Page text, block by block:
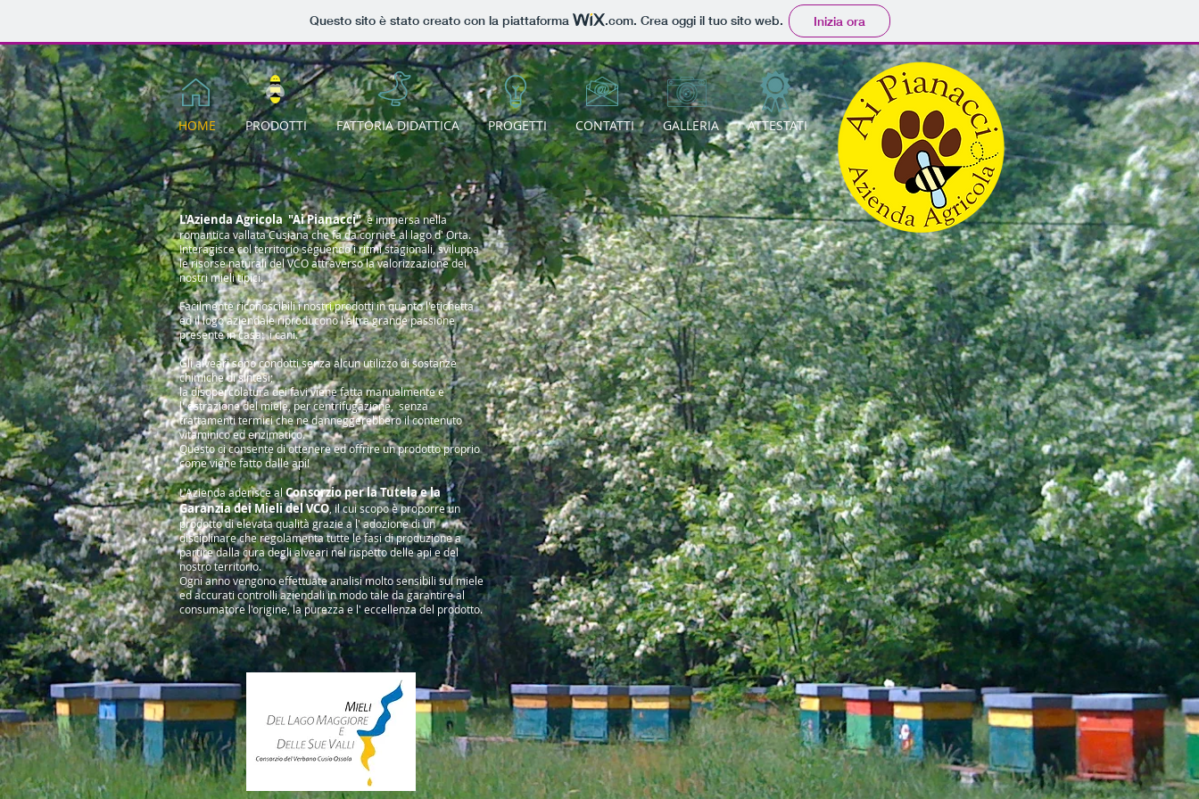
Questo sito è stato creato con la piattaforma .com. Crea oggi il tuo sito web. Inizia ora
HOME PRODOTTI FATTORIA DIDATTICA PROGETTI CONTATTI GALLERIA ATTESTATI
L'Azienda Agricola "Ai Pianacci"è immersa nella
romantica vallata Cusiana che fa da cornice al lago d' Orta.
Interagisce col territorio seguendo i ritmi stagionali, sviluppa
le risorse naturali del VCO attraverso la valorizzazione dei
nostri mieli tipici.
Facilmente riconoscibili i nostri prodotti in quanto l'etichetta
ed il logo aziendale riproducono l'altra grande passione
presente in casa: i cani.
Gli alveari sono condotti senza alcun utilizzo di sostanze
chimiche di sintesi;
la disopercolatura dei favi viene fatta manualmente e
l' estrazione del miele, per centrifugazione, senza
trattamenti termici che ne danneggerebbero il contenuto
vitaminico ed enzimatico.
Questo ci consente di ottenere ed offrire un prodotto proprio
come viene fatto dalle api!
L'Azienda aderisce al Consorzio per la Tutela e la
Garanzia dei Mieli del VCO, il cui scopo è proporre un
prodotto di elevata qualità grazie a l' adozione di un
disciplinare che regolamenta tutte le fasi di produzione a
partire dalla cura degli alveari nel rispetto delle api e del
nostro territorio.
Ogni anno vengono effettuate analisi molto sensibili sul miele
ed accurati controlli aziendali in modo tale da garantire al
consumatore l'origine, la purezza e l' eccellenza del prodotto.